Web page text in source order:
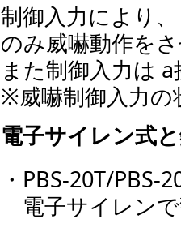
制御入力により
のみ威嚇動作を
また制御入力は
※威嚇制御入力の
電子サイレン式
・PBS-20T/PBS-
電子サイレン